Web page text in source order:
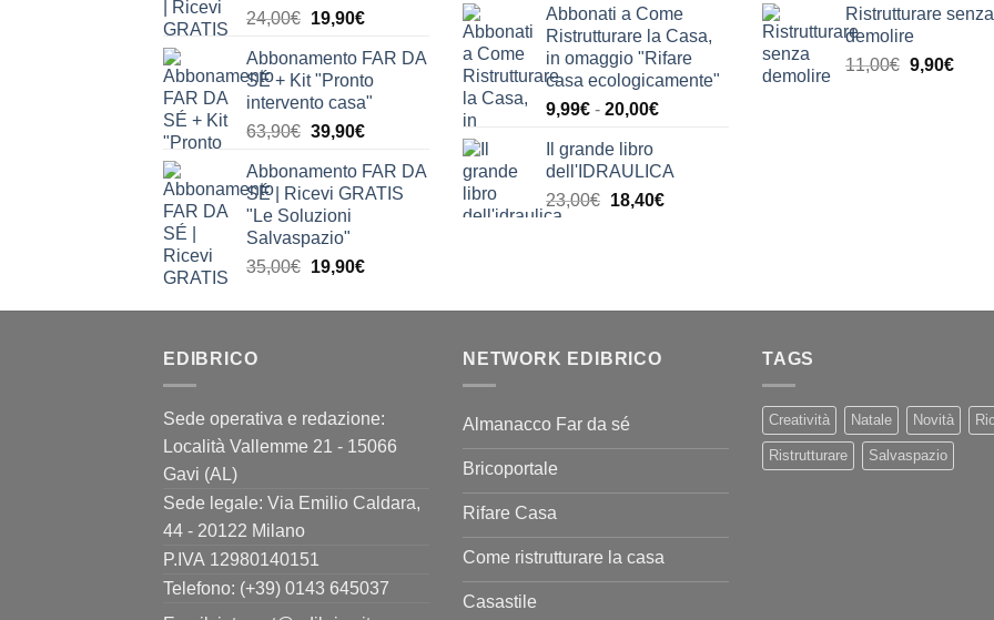
24,00€ Il
originale
era:
24,00€.
19,90€Il
attuale
è:
19,90€.
Abbonamento FAR DA
SÉ + Kit "Pronto
intervento casa"
63,90€ Il
originale
era:
63,90€.
39,90€Il
attuale
è:
Abbonamento FAR DA
SÉ | Ricevi GRATIS
"Le Soluzioni
Salvaspazio"
35,00€ Il
originale
19,90€Il
attuale
originale
era:
24,00€.
attuale
è:
20,00€.
Abbonati a Come
Ristrutturare la Casa,
in omaggio "Rifare
casa ecologicamente"
9,99€ - 20,00€Fascia
da
9,99€
Il grande libro
dell'IDRAULICA
23,00€ Il
18,40€Il
originale
era:
24,00€.
Ristrutturare senza
demolire
11,00€ Il
9,90€Il
EDIBRICO
Sede operativa e redazione:
Località Vallemme 21 - 15066
Gavi (AL)
Sede legale: Via Emilio Caldara,
44 - 20122 Milano
P.IVA 12980140151
Telefono: (+39) 0143 645037
NETWORK EDIBRICO
Almanacco Far da sé
Bricoportale
Rifare Casa
Come ristrutturare la casa
Casastile
TAGS
Creatività Natale Novità
Ristrutturare Salvaspazio